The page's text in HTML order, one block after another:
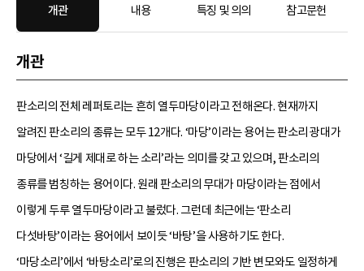
개관 내용 특징 및 의의 참고문헌
개관
판소리의 전체 레퍼토리는 흔히 열두마당이라고 전해온다. 현재까지
알려진 판소리의 종류는 모두 12개다. ‘마당’이라는 용어는 판소리 광대가
마당에서 ‘길게 제대로 하는 소리’라는 의미를 갖고 있으며, 판소리의
종류를 범칭하는 용어이다. 원래 판소리의 무대가 마당이라는 점에서
이렇게 두루 열두마당이라고 불렀다. 그런데 최근에는 ‘판소리
다섯바탕’이라는 용어에서 보이듯 ‘바탕’을 사용하기도 한다.
‘마당소리’에서 ‘바탕소리’로의 진행은 판소리의 기반 변모와도 일정하게